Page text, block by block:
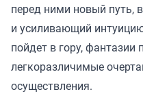
перед ними новый путь,
и усиливающий
пойдет в гору, фантазии
легкоразличимые
осуществления.